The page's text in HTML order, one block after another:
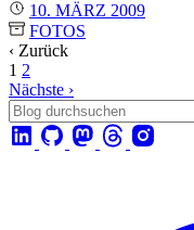
10. MÄRZ 2009
FOTOS
‹ Zurück
1 2
Nächste ›